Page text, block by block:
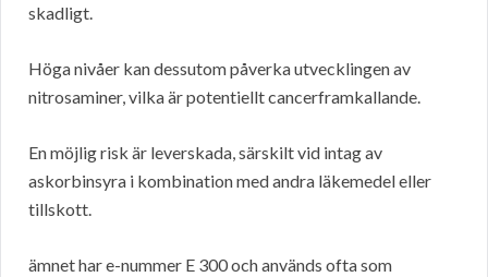
skadligt.
Höga nivåer kan dessutom påverka utvecklingen av
nitrosaminer, vilka är potentiellt cancerframkallande.
En möjlig risk är leverskada, särskilt vid intag av
askorbinsyra i kombination med andra läkemedel eller
tillskott.
ämnet har e-nummer E 300 och används ofta som